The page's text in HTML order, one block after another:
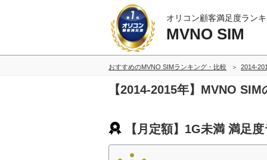
オリコン顧客満足度ラン
MVNO SIM
おすすめのMVNO SIMランキング・比較 2014-
【2014-2015年】MVNO
【月定額】1G未満 満足